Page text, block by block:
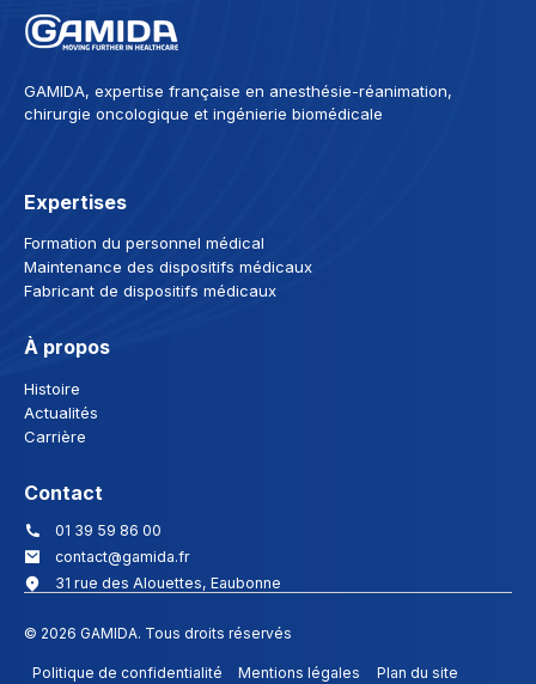
GAMIDA, expertise française en anesthésie-réanimation,
chirurgie oncologique et ingénierie biomédicale
Expertises
Formation du personnel médical
Maintenance des dispositifs médicaux
Fabricant de dispositifs médicaux
À propos
Histoire
Actualités
Carrière
Contact
01 39 59 86 00
contact@gamida.fr
31 rue des Alouettes, Eaubonne
© 2026 GAMIDA. Tous droits réservés
Politique de confidentialité Mentions légales Plan du site